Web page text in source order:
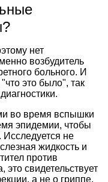
нет
возбудитель
больного. И
это было", так
во время вспышки
эпидемии, чтобы
Исследуется не
жидкость и
против
свидетельствует
а не о гриппе.